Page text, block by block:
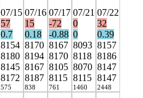
07/15
57
0.7
8154
8180
8145
8172
575
07/16
15
0.18
8170
8194
8167
8187
838
07/17
-72
-0.88
8167
8170
8105
8115
761
07/21
0
0
8093
8118
8070
8115
1460
07/22
32
0.39
8157
8186
8147
8147
2448